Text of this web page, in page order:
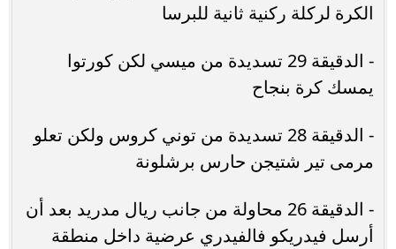
الكرة لركلة ركنية ثانية للبرسا
- الدقيقة 29 تسديدة من ميسي لكن كورتوا
يمسك كرة بنجاح
- الدقيقة 28 تسديدة من توني كروس ولكن تعلو
مرمى تير شتيجن حارس برشلونة
- الدقيقة 26 محاولة من جانب ريال مدريد بعد أن
أرسل فيدريكو فالفيدري عرضية داخل منطقة